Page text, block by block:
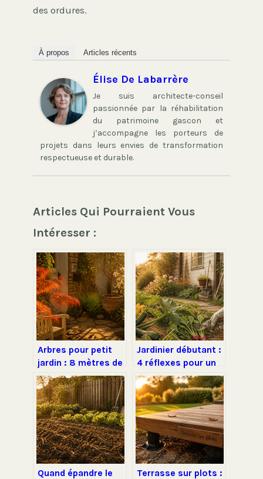
des ordures.
À propos Articles récents
Élise De Labarrère
Je suis architecte-conseil
passionnée par la réhabilitation
du patrimoine gascon et
j’accompagne les porteurs de
projets dans leurs envies de transformation
respectueuse et durable.
Articles Qui Pourraient Vous
Intéresser :
Arbres pour petit
jardin : 8 mètres de
hauteur maximum
pour structurer vos
espaces sans
encombrer
Jardinier débutant :
4 réflexes pour un
potager généreux
sans y passer ses
week-ends
Quand épandre le
Terrasse sur plots :